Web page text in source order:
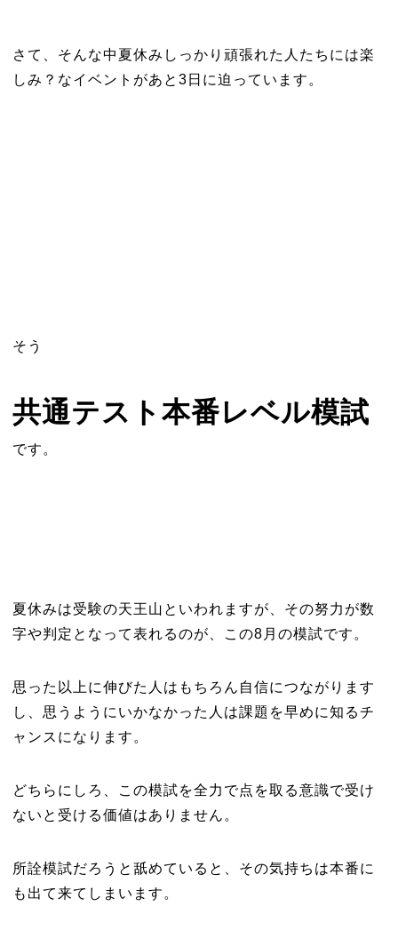
さて、そんな中夏休みしっかり頑張れた人たちには楽
しみ？なイベントがあと3日に迫っています。
そう
共通テスト本番レベル模試
です。
夏休みは受験の天王山といわれますが、その努力が数
字や判定となって表れるのが、この8月の模試です。
思った以上に伸びた人はもちろん自信につながります
し、思うようにいかなかった人は課題を早めに知るチ
ャンスになります。
どちらにしろ、この模試を全力で点を取る意識で受け
ないと受ける価値はありません。
所詮模試だろうと舐めていると、その気持ちは本番に
も出て来てしまいます。